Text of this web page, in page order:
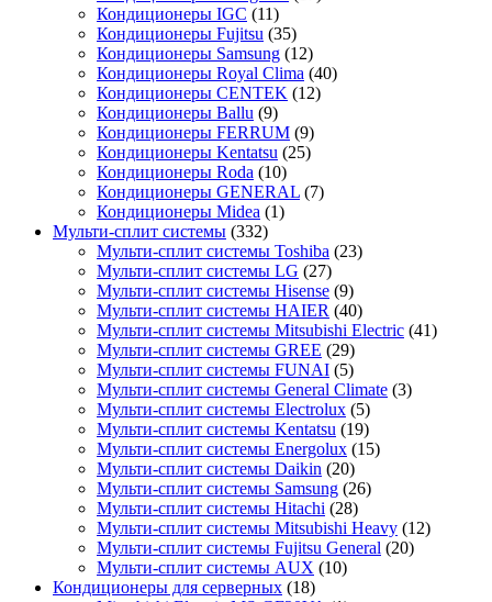
Кондиционеры IGC (11)
Кондиционеры Fujitsu (35)
Кондиционеры Samsung (12)
Кондиционеры Royal Clima (40)
Кондиционеры CENTEK (12)
Кондиционеры Ballu (9)
Кондиционеры FERRUM (9)
Кондиционеры Kentatsu (25)
Кондиционеры Roda (10)
Кондиционеры GENERAL (7)
Кондиционеры Midea (1)
Мульти-сплит системы (332)
Мульти-сплит системы Toshiba (23)
Мульти-сплит системы LG (27)
Мульти-сплит системы Hisense (9)
Мульти-сплит системы HAIER (40)
Мульти-сплит системы Mitsubishi Electric (41)
Мульти-сплит системы GREE (29)
Мульти-сплит системы FUNAI (5)
Мульти-сплит системы General Climate (3)
Мульти-сплит системы Electrolux (5)
Мульти-сплит системы Kentatsu (19)
Мульти-сплит системы Energolux (15)
Мульти-сплит системы Daikin (20)
Мульти-сплит системы Samsung (26)
Мульти-сплит системы Hitachi (28)
Мульти-сплит системы Mitsubishi Heavy (12)
Мульти-сплит системы Fujitsu General (20)
Мульти-сплит системы AUX (10)
Кондиционеры для серверных (18)